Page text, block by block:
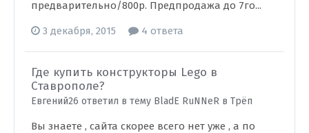
предварительно/800р. Предпродажа до 7го...
3 декабря, 2015 4 ответа
Где купить конструкторы Lego в
Ставрополе?
Евгений26 ответил в тему BladE RuNNeR в Трёп
Вы знаете , сайта скорее всего нет уже , а по